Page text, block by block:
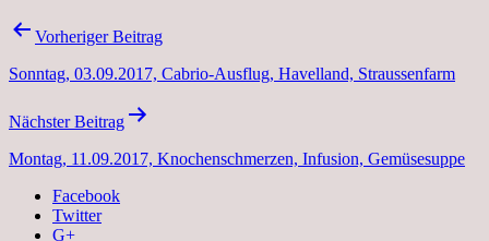
Beitragsnavigation
Vorheriger Beitrag
Sonntag, 03.09.2017, Cabrio-Ausflug, Havelland, Straussenfarm
Nächster Beitrag
Montag, 11.09.2017, Knochenschmerzen, Infusion, Gemüsesuppe
Facebook
Twitter
G+